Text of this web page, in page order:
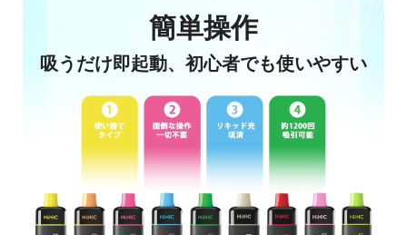
簡単操作
吸うだけ即起動、初心者でも使いやすい